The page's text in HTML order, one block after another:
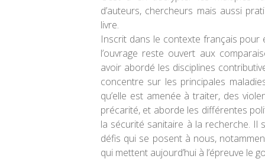
d’auteurs, chercheurs mais aussi
livre.
Inscrit dans le contexte français pour
l’ouvrage reste ouvert aux
avoir abordé les disciplines
concentre sur les principales
qu’elle est amenée à traiter, des
précarité, et aborde les différentes
la sécurité sanitaire à la recherche. Il
défis qui se posent à nous,
qui mettent aujourd’hui à l’épreuve le